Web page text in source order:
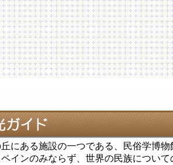
にある施設の一つである、民俗学博物
インのみならず、世界の民族につい